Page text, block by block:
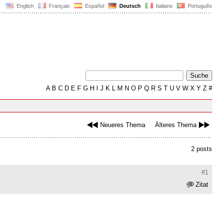
English Français Español Deutsch Italiano Português
AB C D E F G H J K L M N O P Q R S T U V W X Y Z #
Neueres Thema Älteres Thema
2 posts
#1
Zitat